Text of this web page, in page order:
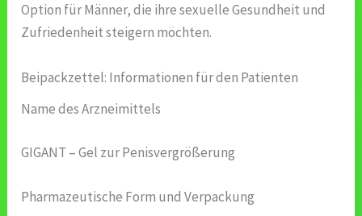
Option für Männer, die ihre sexuelle Gesundheit und
Zufriedenheit steigern möchten.
Beipackzettel: Informationen für den Patienten
Name des Arzneimittels
GIGANT – Gel zur Penisvergrößerung
Pharmazeutische Form und Verpackung